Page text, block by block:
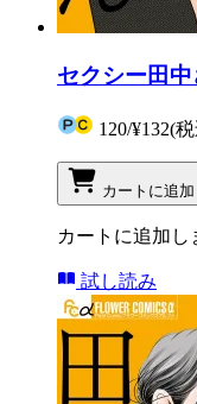
セクシー田
120/¥132(
カートに追加
カートに追加し
試し読み